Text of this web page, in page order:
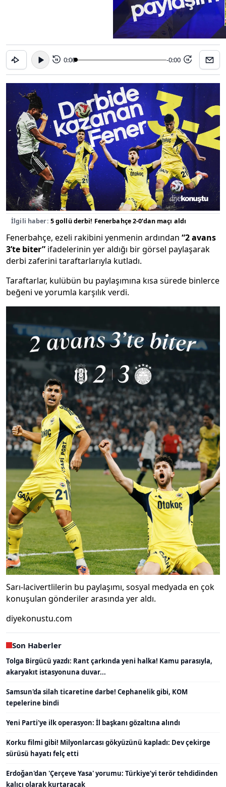
15 0:00 -0:00 15
İlgili haber: 5 gollü derbi! Fenerbahçe 2-0’dan maçı aldı
Fenerbahçe, ezeli rakibini yenmenin ardından “2 avans
3’te biter” ifadelerinin yer aldığı bir görsel paylaşarak
derbi zaferini taraftarlarıyla kutladı.
Taraftarlar, kulübün bu paylaşımına kısa sürede binlerce
beğeni ve yorumla karşılık verdi.
Sarı-lacivertlilerin bu paylaşımı, sosyal medyada en çok
konuşulan gönderiler arasında yer aldı.
diyekonustu.com
Son Haberler
Tolga Birgücü yazdı: Rant çarkında yeni halka! Kamu parasıyla,
akaryakıt istasyonuna duvar...
Samsun'da silah ticaretine darbe! Cephanelik gibi, KOM
tepelerine bindi
Yeni Parti'ye ilk operasyon: İl başkanı gözaltına alındı
Korku filmi gibi! Milyonlarcası gökyüzünü kapladı: Dev çekirge
sürüsü hayatı felç etti
Erdoğan'dan 'Çerçeve Yasa' yorumu: Türkiye’yi terör tehdidinden
kalıcı olarak kurtaracak